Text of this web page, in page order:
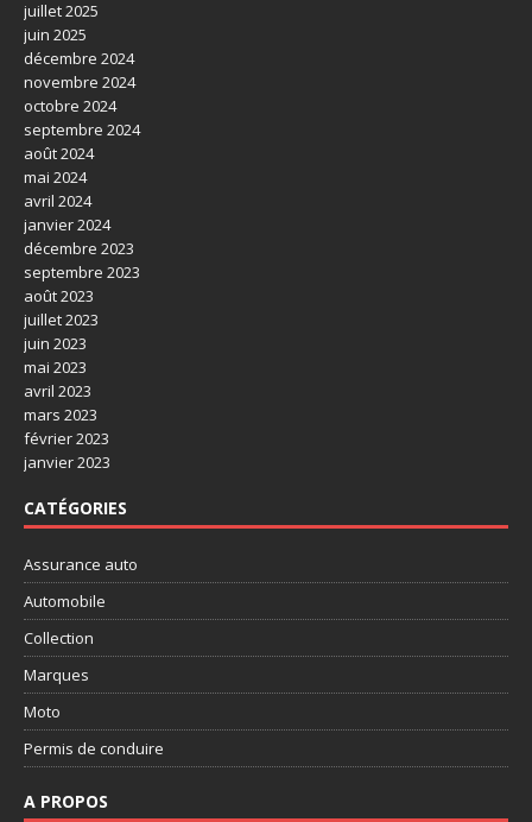
juillet 2025
juin 2025
décembre 2024
novembre 2024
octobre 2024
septembre 2024
août 2024
mai 2024
avril 2024
janvier 2024
décembre 2023
septembre 2023
août 2023
juillet 2023
juin 2023
mai 2023
avril 2023
mars 2023
février 2023
janvier 2023
CATÉGORIES
Assurance auto
Automobile
Collection
Marques
Moto
Permis de conduire
A PROPOS